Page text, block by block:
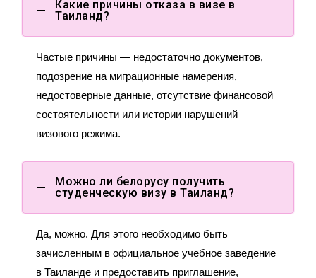
Какие причины отказа в визе в
Таиланд?
Частые причины — недостаточно документов,
подозрение на миграционные намерения,
недостоверные данные, отсутствие финансовой
состоятельности или истории нарушений
визового режима.
Можно ли белорусу получить
студенческую визу в Таиланд?
Да, можно. Для этого необходимо быть
зачисленным в официальное учебное заведение
в Таиланде и предоставить приглашение,